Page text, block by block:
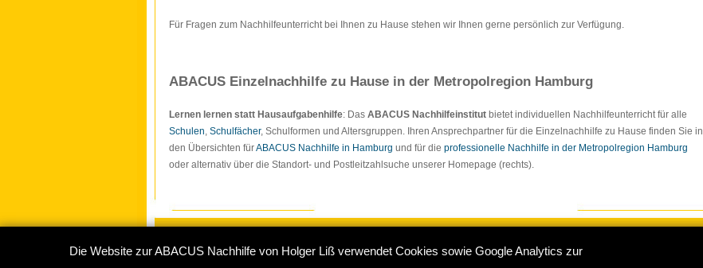
Für Fragen zum Nachhilfeunterricht bei Ihnen zu Hause stehen wir Ihnen gerne persönlich zur Verfügung.
ABACUS Einzelnachhilfe zu Hause in der Metropolregion Hamburg
Lernen lernen statt Hausaufgabenhilfe: Das ABACUS Nachhilfeinstitut bietet individuellen Nachhilfeunterricht für alle
Schulen, Schulfächer, Schulformen und Altersgruppen. Ihren Ansprechpartner für die Einzelnachhilfe zu Hause finden Sie in
den Übersichten fürABACUS Nachhilfe in Hamburg und für die professionelle Nachhilfe in der Metropolregion Hamburg
oder alternativ über die Standort- und Postleitzahlsuche unserer Homepage (rechts).
Copyright © 2009-2026ABACUS Nachhilfe Hamburg:Impressum/Sitemap/Datenschutz /Kontakt
Die Website zur ABACUS Nachhilfe von Holger Liß verwendet Cookies sowie Google Analytics zur